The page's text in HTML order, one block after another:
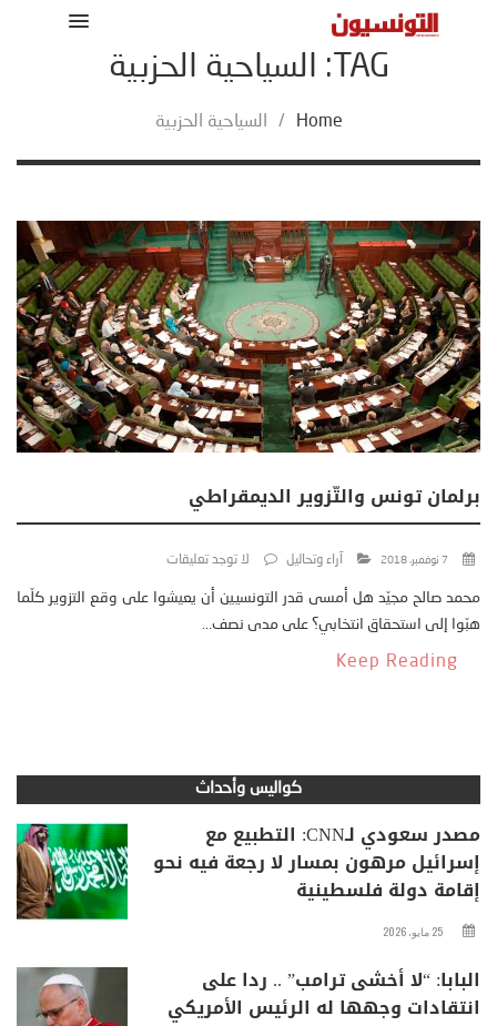
TAG: السياحية الحزبية
Home
/ السياحية الحزبية
برلمان تونس والتّزوير الديمقراطي
7 نوفمبر، 2018 آراء وتحاليل لا توجد تعليقات
محمد صالح مجيّد هل أمسى قدر التونسيين أن يعيشوا على وقع التزوير كلّما
هبّوا إلى استحقاق انتخابي؟ على مدى نصف...
Keep Reading
كواليس وأحداث
مصدر سعودي لـCNN: التطبيع مع
إسرائيل مرهون بمسار لا رجعة فيه نحو
إقامة دولة فلسطينية
25 مايو، 2026
البابا: “لا أخشى ترامب” .. ردا على
انتقادات وجهها له الرئيس الأمريكي